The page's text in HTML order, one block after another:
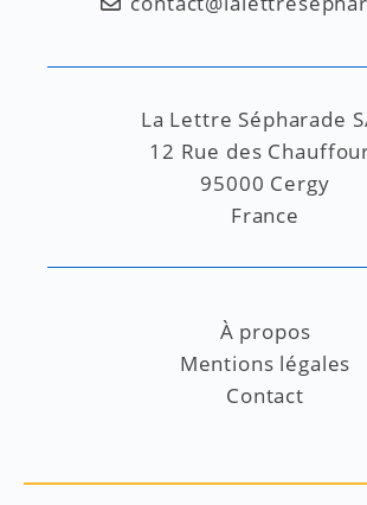
La Lettre Sépharade
12 Rue des
95000 Cergy
France
À propos
Mentions légales
Contact